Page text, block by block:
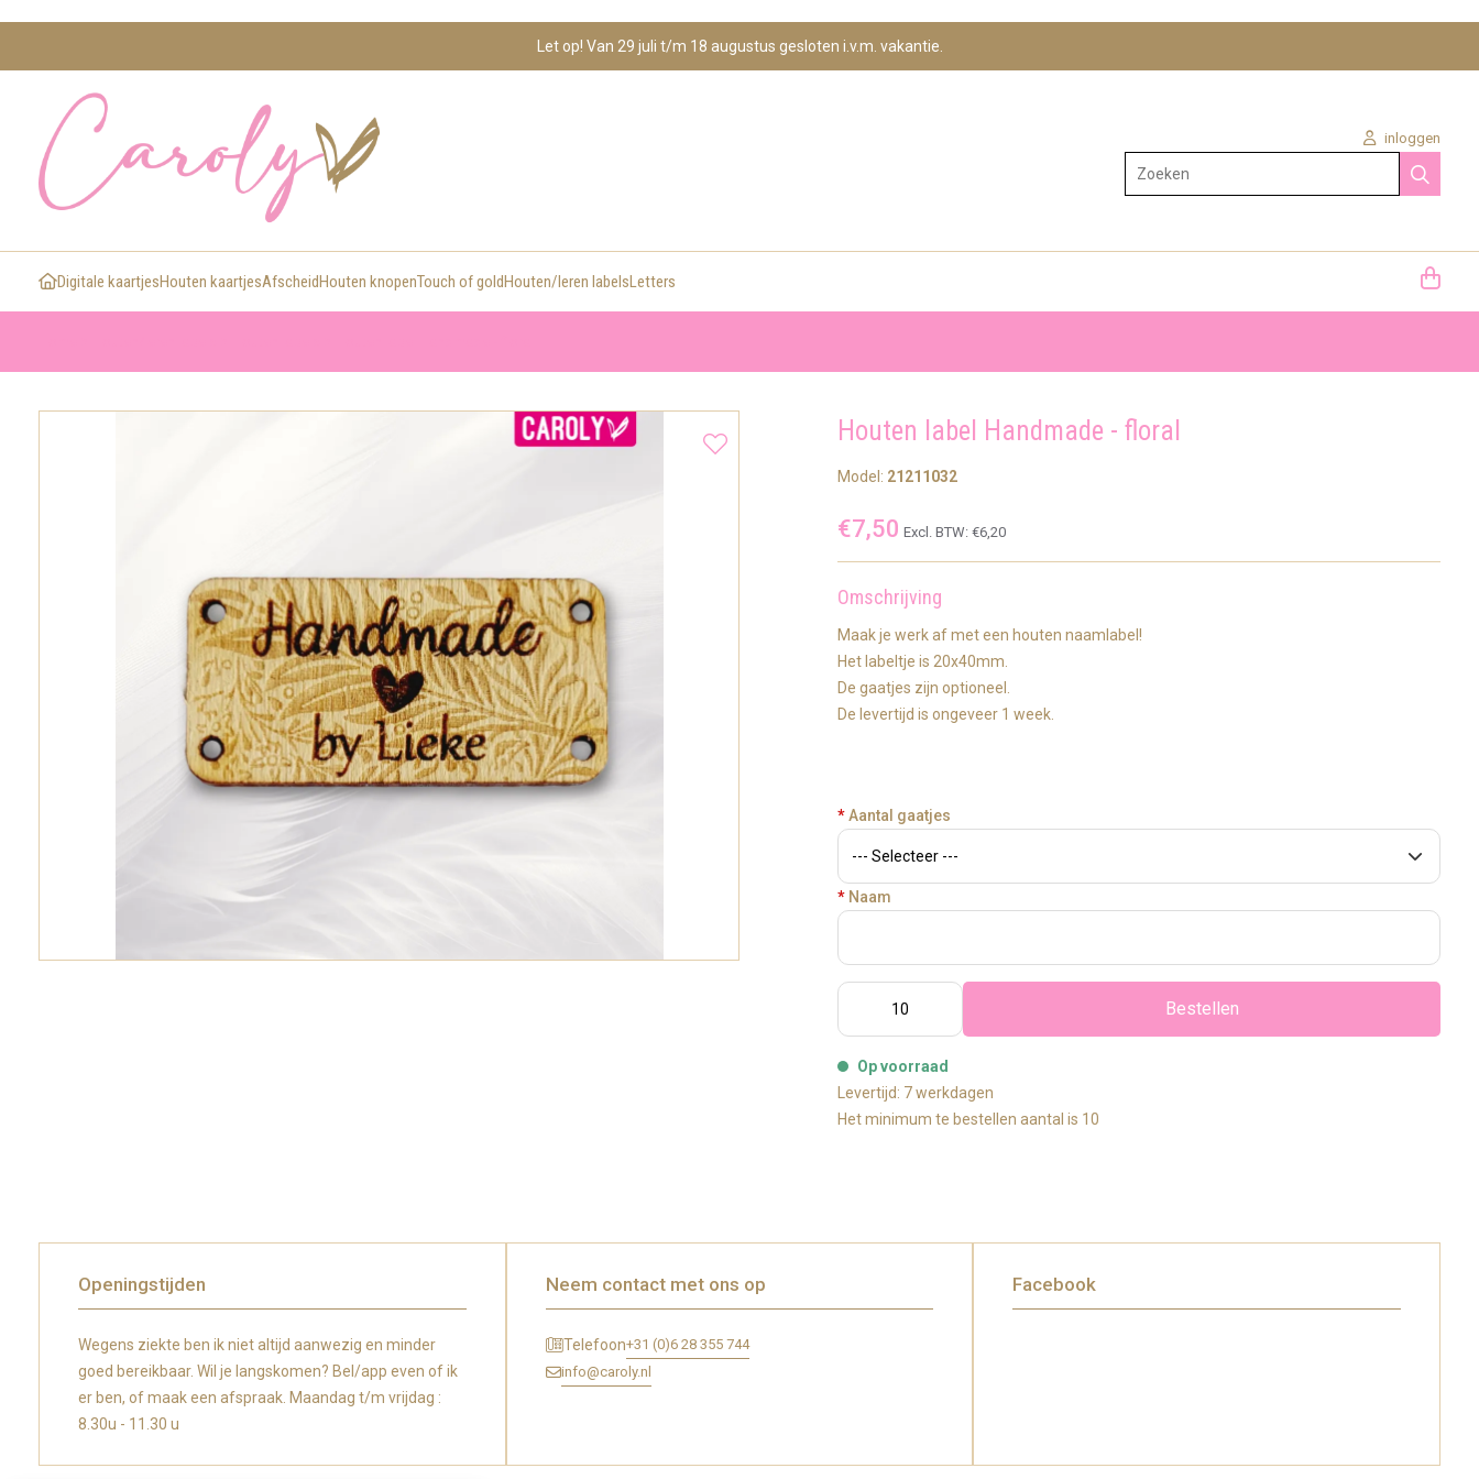
Let op! Van 29 juli t/m 18 augustus gesloten i.v.m. vakantie.
inloggen
Zoeken
Digitale kaartjesHouten kaartjesAfscheidHouten knopenTouch of goldHouten/leren labelsLetters
Houten label Handmade - floral
Model: 21211032
€7,50 Excl. BTW:€6,20
Omschrijving
Maak je werk af met een houten naamlabel!
Het labeltje is 20x40mm.
De gaatjes zijn optioneel.
De levertijd is ongeveer 1 week.
*Aantal gaatjes
* Naam
Bestellen
Op voorraad
Levertijd: 7 werkdagen
Het minimum te bestellen aantal is 10
Openingstijden
Wegens ziekte ben ik niet altijd aanwezig en minder
goed bereikbaar. Wil je langskomen? Bel/app even of ik
er ben, of maak een afspraak. Maandag t/m vrijdag :
8.30u - 11.30 u
Neem contact met ons op
Telefoon+31 (0)6 28 355 744
info@caroly.nl
Facebook